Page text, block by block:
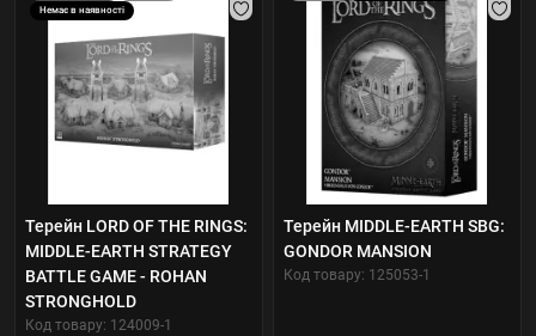
Немає в наявності
Терейн LORD OF THE RINGS:
MIDDLE-EARTH STRATEGY
BATTLE GAME - ROHAN
STRONGHOLD
Код товару: 124009-1
Терейн MIDDLE-EARTH SBG:
GONDOR MANSION
Код товару: 125053-1